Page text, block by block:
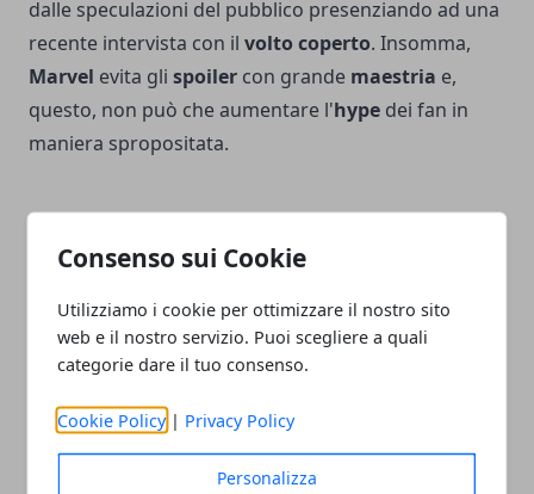
Consenso sui Cookie
Utilizziamo i cookie per ottimizzare il nostro sito
web e il nostro servizio. Puoi scegliere a quali
categorie dare il tuo consenso.
Cookie Policy | Privacy Policy
Personalizza
dalle speculazioni del pubblico presenziando ad una
recente intervista con il volto coperto. Insomma,
Marvel evita gli spoiler con grande maestria e,
questo, non può che aumentare l'hype dei fan in
maniera spropositata.
Facebook
Twitter Whatsapp
Articolo Precedente
Wonder Woman 1984,
Harry Potter, ecco qual è il